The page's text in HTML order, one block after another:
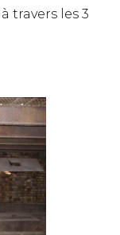
travers les 3